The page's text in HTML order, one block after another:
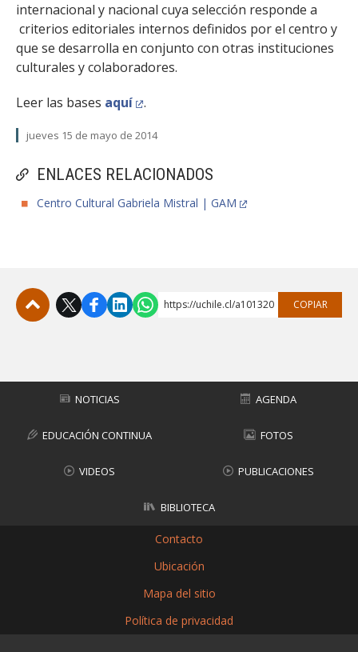
ENLACES RELACIONADOS
Centro Cultural Gabriela Mistral | GAM
internacional y nacional cuya selección responde a
criterios editoriales internos definidos por el centro y
que se desarrolla en conjunto con otras instituciones
culturales y colaboradores.
Leer las bases aquí .
jueves 15 de mayo de 2014
https://uchile.cl/a101320 COPIAR
NOTICIAS AGENDA
EDUCACIÓN CONTINUA FOTOS
VIDEOS PUBLICACIONES
BIBLIOTECA
Contacto
Ubicación
Mapa del sitio
Política de privacidad